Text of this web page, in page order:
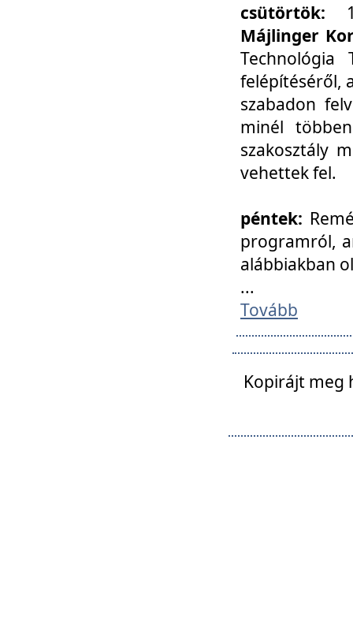
csütörtök:
Májlinger
Technológia
felépítéséről,
szabadon
minél
szakosztály
vehettek fel.
péntek:
programról,
alábbiakban
...
Tovább
Kopirájt meg